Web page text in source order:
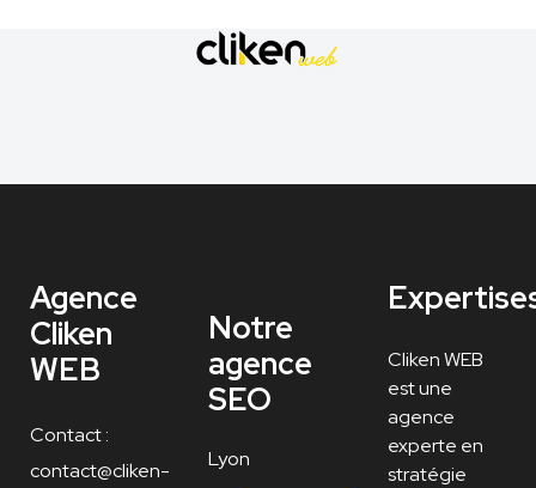
Agence
Cliken
WEB
Contact :
contact@cliken-
Notre
agence
SEO
Lyon
Cliken WEB
est une
agence
experte en
stratégie